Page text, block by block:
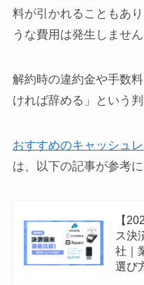
料が引かれることもあ
うな費用は発生しません
解約時の違約金や手数
ければ辞める」という
おすすめのキャッシュ
は、以下の記事が参考に
【
ス決
社｜
選び